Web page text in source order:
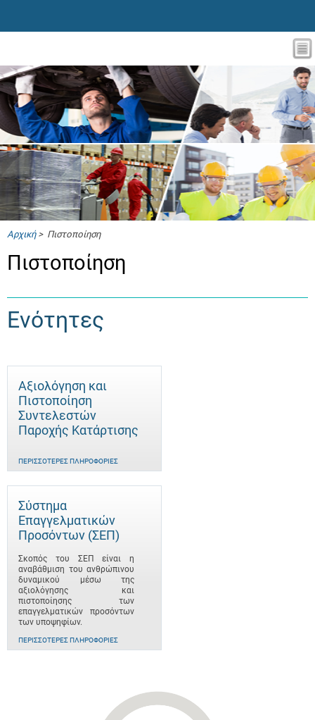
Αρχική> Πιστοποίηση
Πιστοποίηση
Ενότητες
Αξιολόγηση και
Πιστοποίηση
Συντελεστών
Παροχής Κατάρτισης
ΠΕΡΙΣΣΌΤΕΡΕΣ ΠΛΗΡΟΦΟΡΊΕΣ
Σύστημα
Επαγγελματικών
Προσόντων (ΣΕΠ)
Σκοπός του ΣΕΠ είναι η
αναβάθμιση του ανθρώπινου
δυναμικού μέσω της
αξιολόγησης και
πιστοποίησης των
επαγγελματικών προσόντων
των υποψηφίων.
ΠΕΡΙΣΣΌΤΕΡΕΣ ΠΛΗΡΟΦΟΡΊΕΣ